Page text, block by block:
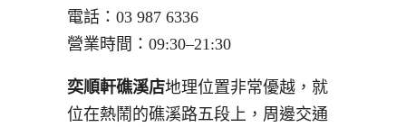
電話：03 987 6336
營業時間：09:30–21:30
奕順軒礁溪店地理位置非常優越，就
位在熱鬧的礁溪路五段上，周邊交通